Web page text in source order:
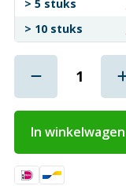
> 5 stuks
> 10 stuks
In winkelwagen